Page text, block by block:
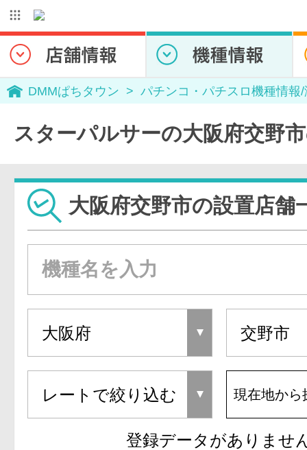
DMMぱちタウン パチンコ・パチスロ機種情報
スターパルサーの大阪府交野
大阪府交野市の設置店舗
現在地から
登録データがありませ